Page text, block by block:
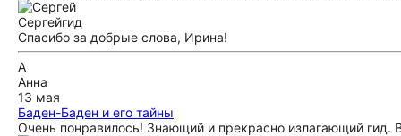
Сергейгид
Спасибо за добрые слова, Ирина!
А
Анна
13 мая
Баден-Баден и его тайны
Очень понравилось! Знающий и прекрасно излагающий гид.